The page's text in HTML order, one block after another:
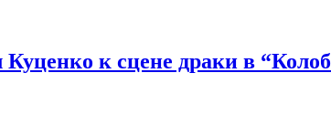
к сцене драки в